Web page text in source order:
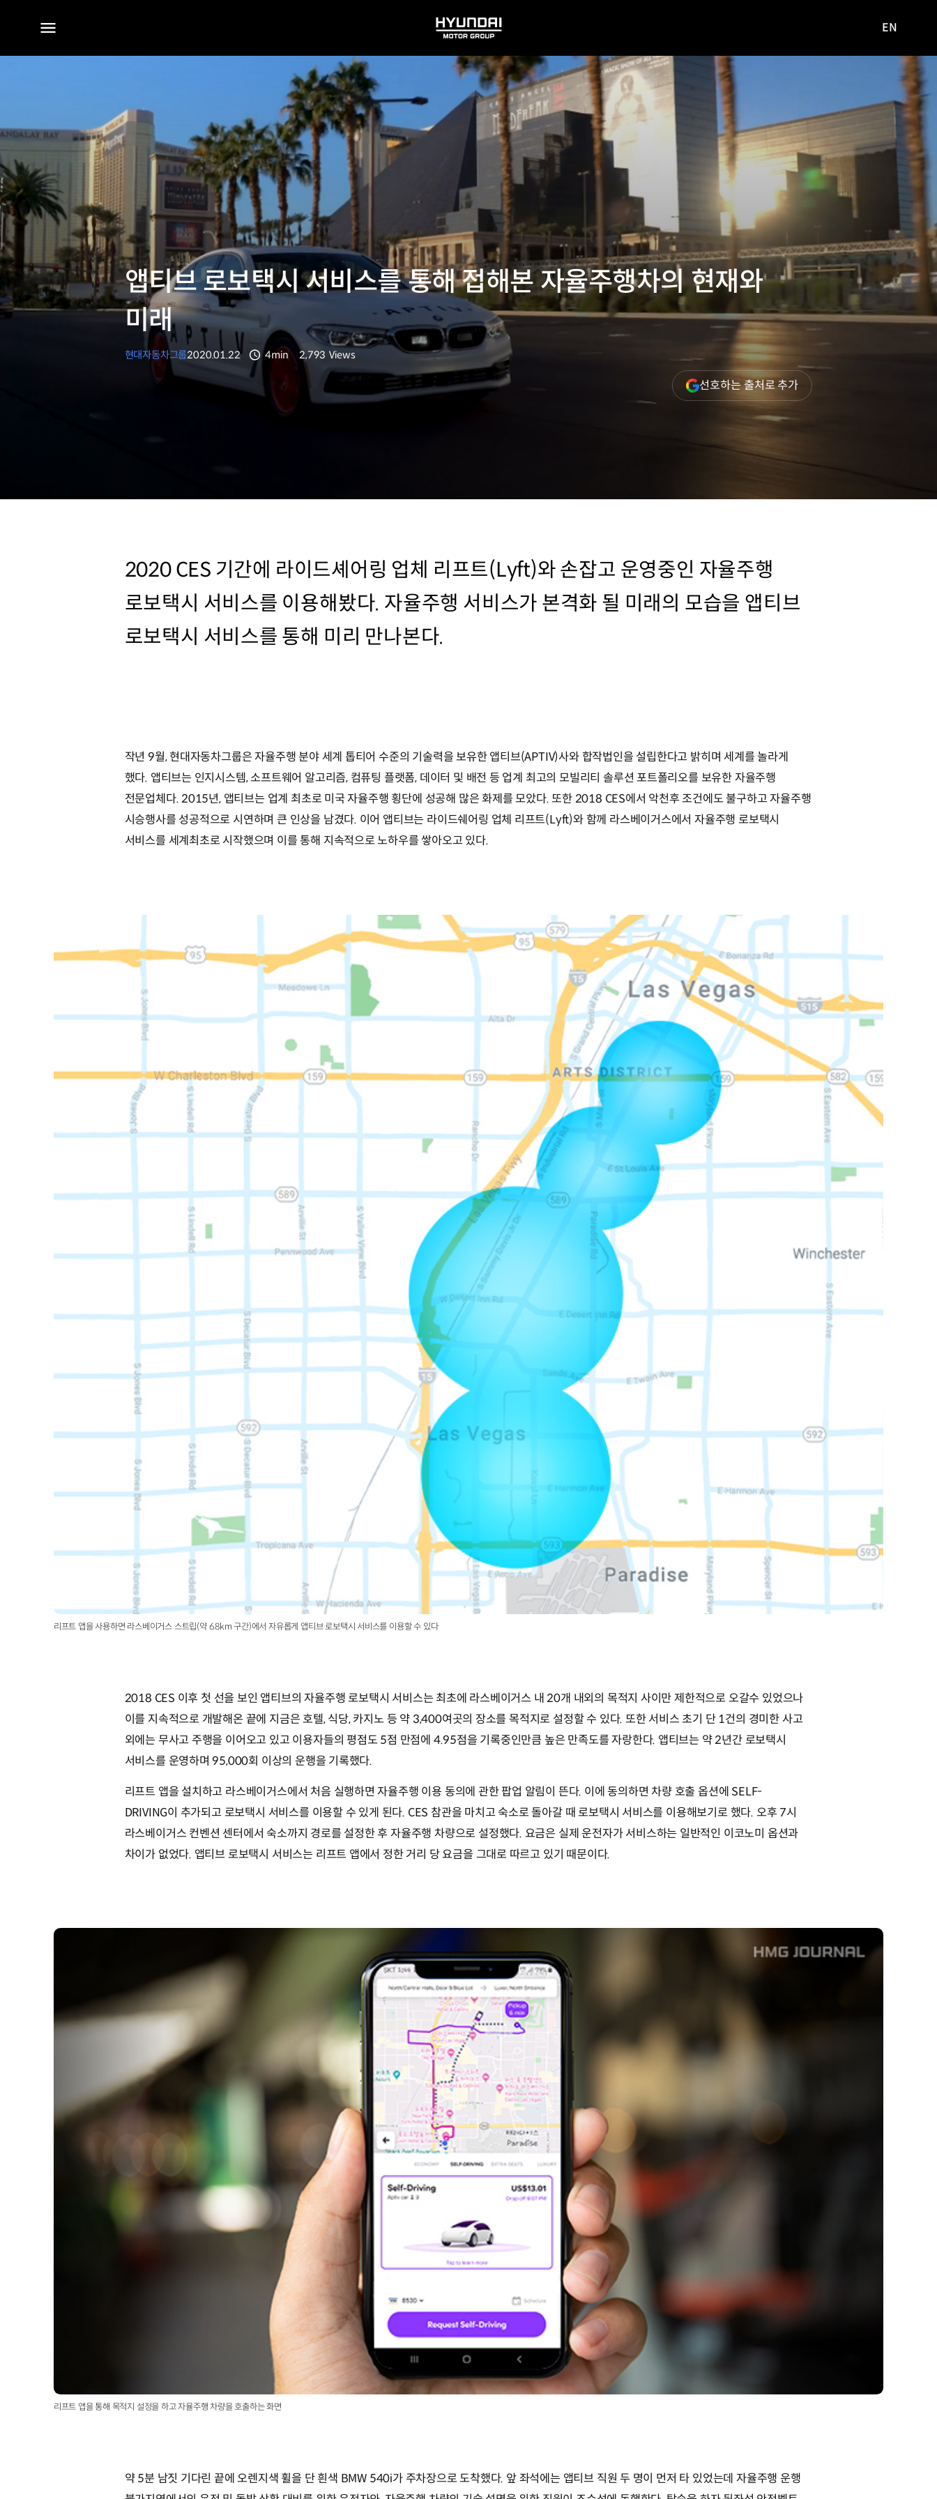
전체
HYUNDAI
MOTOR
GROUP
사이트로
EN
앱티브 로보택시 서비스를 통해 접해본 자율주행차의 현재와
미래
현대자동차그룹2020.01.22 4min
조회수
2,793 Views
선호하는 출처로 추가(새
창
2020 CES 기간에 라이드셰어링 업체 리프트(Lyft)와 손잡고 운영중인 자율주행
로보택시 서비스를 이용해봤다. 자율주행 서비스가 본격화 될 미래의 모습을 앱티브
로보택시 서비스를 통해 미리 만나본다.
작년 9월, 현대자동차그룹은 자율주행 분야 세계 톱티어 수준의 기술력을 보유한 앱티브(APTIV)사와 합작법인을 설립한다고 밝히며 세계를 놀라게
했다. 앱티브는 인지시스템, 소프트웨어 알고리즘, 컴퓨팅 플랫폼, 데이터 및 배전 등 업계 최고의 모빌리티 솔루션 포트폴리오를 보유한 자율주행
전문업체다. 2015년, 앱티브는 업계 최초로 미국 자율주행 횡단에 성공해 많은 화제를 모았다. 또한 2018 CES에서 악천후 조건에도 불구하고 자율주행
시승행사를 성공적으로 시연하며 큰 인상을 남겼다. 이어 앱티브는 라이드쉐어링 업체 리프트(Lyft)와 함께 라스베이거스에서 자율주행 로보택시
서비스를 세계최초로 시작했으며 이를 통해 지속적으로 노하우를 쌓아오고 있다.
리프트 앱을 사용하면 라스베이거스 스트립(약 6.8km 구간)에서 자유롭게 앱티브 로보택시 서비스를 이용할 수 있다
2018 CES 이후 첫 선을 보인 앱티브의 자율주행 로보택시 서비스는 최초에 라스베이거스 내 20개 내외의 목적지 사이만 제한적으로 오갈수 있었으나
이를 지속적으로 개발해온 끝에 지금은 호텔, 식당, 카지노 등 약 3,400여곳의 장소를 목적지로 설정할 수 있다. 또한 서비스 초기 단 1건의 경미한 사고
외에는 무사고 주행을 이어오고 있고 이용자들의 평점도 5점 만점에 4.95점을 기록중인만큼 높은 만족도를 자랑한다. 앱티브는 약 2년간 로보택시
서비스를 운영하며 95,000회 이상의 운행을 기록했다.
리프트 앱을 설치하고 라스베이거스에서 처음 실행하면 자율주행 이용 동의에 관한 팝업 알림이 뜬다. 이에 동의하면 차량 호출 옵션에 SELF-
DRIVING이 추가되고 로보택시 서비스를 이용할 수 있게 된다. CES 참관을 마치고 숙소로 돌아갈 때 로보택시 서비스를 이용해보기로 했다. 오후 7시
라스베이거스 컨벤션 센터에서 숙소까지 경로를 설정한 후 자율주행 차량으로 설정했다. 요금은 실제 운전자가 서비스하는 일반적인 이코노미 옵션과
차이가 없었다. 앱티브 로보택시 서비스는 리프트 앱에서 정한 거리 당 요금을 그대로 따르고 있기 때문이다.
리프트 앱을 통해 목적지 설정을 하고 자율주행 차량을 호출하는 화면
약 5분 남짓 기다린 끝에 오렌지색 휠을 단 흰색 BMW 540i가 주차장으로 도착했다. 앞 좌석에는 앱티브 직원 두 명이 먼저 타 있었는데 자율주행 운행